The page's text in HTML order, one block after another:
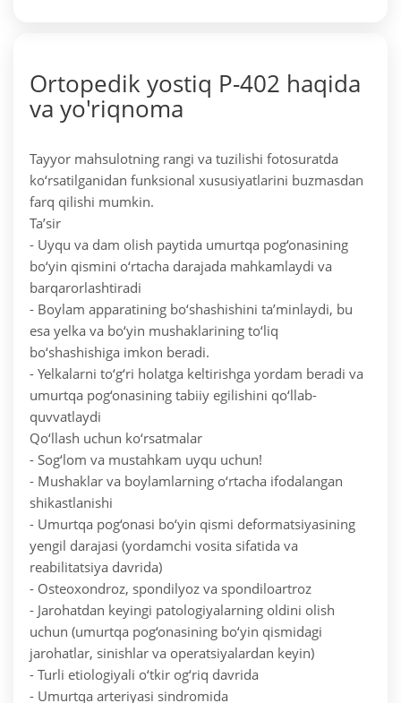
Ortopedik yostiq P-402 haqida
va yo'riqnoma
Tayyor mahsulotning rangi va tuzilishi fotosuratda
ko‘rsatilganidan funksional xususiyatlarini buzmasdan
farq qilishi mumkin.
Ta’sir
- Uyqu va dam olish paytida umurtqa pog‘onasining
bo‘yin qismini o‘rtacha darajada mahkamlaydi va
barqarorlashtiradi
- Boylam apparatining bo‘shashishini ta’minlaydi, bu
esa yelka va bo‘yin mushaklarining to‘liq
bo‘shashishiga imkon beradi.
- Yelkalarni to‘g‘ri holatga keltirishga yordam beradi va
umurtqa pog‘onasining tabiiy egilishini qo‘llab-
quvvatlaydi
Qo‘llash uchun ko‘rsatmalar
- Sog‘lom va mustahkam uyqu uchun!
- Mushaklar va boylamlarning o‘rtacha ifodalangan
shikastlanishi
- Umurtqa pog‘onasi bo‘yin qismi deformatsiyasining
yengil darajasi (yordamchi vosita sifatida va
reabilitatsiya davrida)
- Osteoxondroz, spondilyoz va spondiloartroz
- Jarohatdan keyingi patologiyalarning oldini olish
uchun (umurtqa pog‘onasining bo‘yin qismidagi
jarohatlar, sinishlar va operatsiyalardan keyin)
- Turli etiologiyali o‘tkir og‘riq davrida
- Umurtqa arteriyasi sindromida